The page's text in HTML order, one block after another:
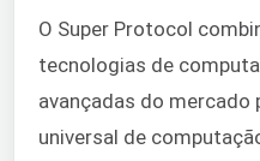
O Super Protocol
tecnologias de
avançadas do
universal de